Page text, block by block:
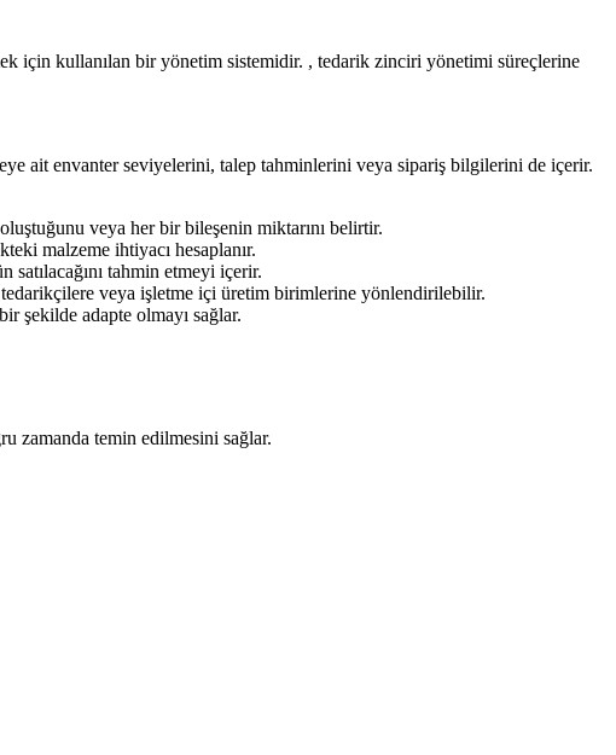
için kullanılan bir yönetim sistemidir. , tedarik zinciri yönetimi süreçlerine
ait envanter seviyelerini, talep tahminlerini veya sipariş bilgilerini de içerir.
veya her bir bileşenin miktarını belirtir.
malzeme ihtiyacı hesaplanır.
tahmin etmeyi içerir.
veya işletme içi üretim birimlerine yönlendirilebilir.
şekilde adapte olmayı sağlar.
zamanda temin edilmesini sağlar.